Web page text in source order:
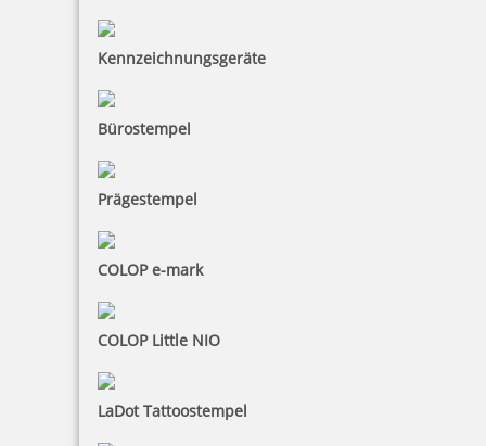
Kennzeichnungsgeräte
Bürostempel
Prägestempel
COLOP e-mark
COLOP Little NIO
LaDot Tattoostempel
Jetzt gestalten
Trodat Printy 4921 mit Schlüsselanhänger
24,45 €